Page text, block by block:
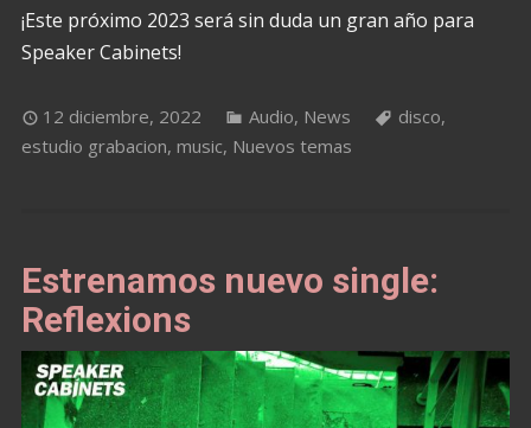
¡Este próximo 2023 será sin duda un gran año para
Speaker Cabinets!
12 diciembre, 2022 Audio, News disco,
estudio grabacion, music, Nuevos temas
Estrenamos nuevo single:
Reflexions